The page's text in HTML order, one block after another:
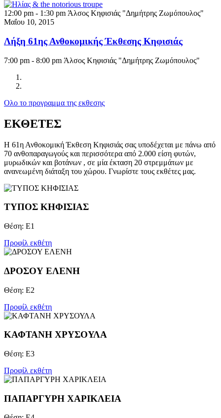
12:00 pm - 1:30 pm Άλσος Κηφισιάς "Δημήτρης Ζωμόπουλος"
Μαΐου 10, 2015
Λήξη 61ης Ανθοκομικής Έκθεσης Κηφισιάς
7:00 pm - 8:00 pm Άλσος Κηφισιάς "Δημήτρης Ζωμόπουλος"
Ολο το προγραμμα της εκθεσης
ΕΚΘΕΤΕΣ
Η 61η Ανθοκομική Έκθεση Κηφισιάς σας υποδέχεται με πάνω από
70 ανθοπαραγωγούς και περισσότερα από 2.000 είση φυτών,
μυρωδικών και βοτάνων , σε μία έκταση 20 στρεμμάτων με
ανανεωμένη διάταξη του χώρου. Γνωρίστε τους εκθέτες μας.
TYΠΟΣ ΚΗΦΙΣΙΑΣ
Θέση: Ε1
Προφίλ εκθέτη
ΔΡΟΣΟΥ ΕΛΕΝΗ
Θέση: Ε2
Προφίλ εκθέτη
ΚΑΦΤΑΝΗ ΧΡΥΣΟΥΛΑ
Θέση: Ε3
Προφίλ εκθέτη
ΠΑΠΑΡΓΥΡΗ ΧΑΡΙΚΛΕΙΑ